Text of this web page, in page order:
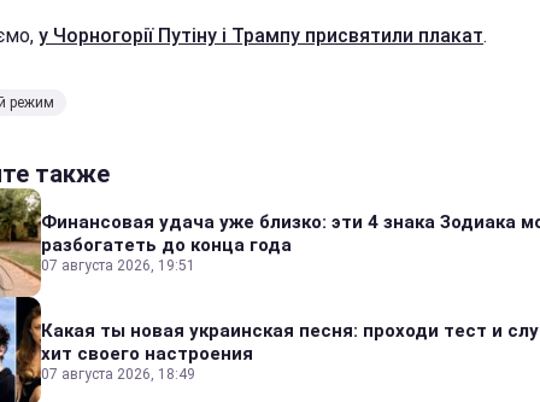
у Чорногорії Путіну і Трампу присвятили плакат.
режим
также
Финансовая удача уже близко: эти 4 знака Зодиака
разбогатеть до конца года
07 августа 2026, 19:51
Какая ты новая украинская песня: проходи тест и
хит своего настроения
07 августа 2026, 18:49